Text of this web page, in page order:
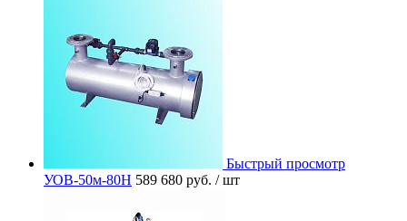
Быстрый просмотр
УОВ-50м-80Н 589 680 руб. / шт